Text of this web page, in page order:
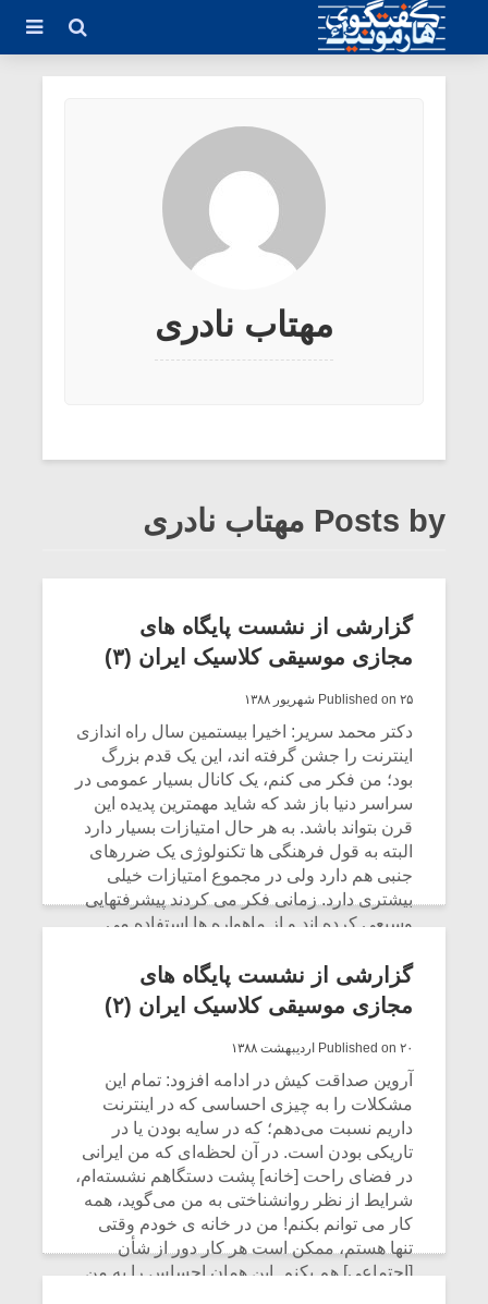
مهتاب نادری
Posts by مهتاب نادری
گزارشی از نشست پایگاه های
مجازی موسیقی کلاسیک ایران (۳)
Published on ۲۵ شهریور ۱۳۸۸
دکتر محمد سریر: اخیرا بیستمین سال راه اندازی
اینترنت را جشن گرفته اند، این یک قدم بزرگ
بود؛ من فکر می کنم، یک کانال بسیار عمومی در
سراسر دنیا باز شد که شاید مهمترین پدیده این
قرن بتواند باشد. به هر حال امتیازات بسیار دارد
البته به قول فرهنگی ها تکنولوژی یک ضررهای
جنبی هم دارد ولی در مجموع امتیازات خیلی
بیشتری دارد. زمانی فکر می کردند پیشرفتهایی
وسیعی کرده اند و از ماهواره ها استفاده می
تواند همه را در هر جا در هر لحظه به هم متصل
کند و من فکر می کنم در حوزه موسیقی می
تواند خدمات زیادی داشته باشد.
گزارشی از نشست پایگاه های
مجازی موسیقی کلاسیک ایران (۲)
Published on ۲۰ اردیبهشت ۱۳۸۸
آروین صداقت‌ کیش در ادامه افزود: تمام این
مشکلات را به چیزی احساسی که در اینترنت
داریم نسبت می‌دهم؛ که در سایه بودن یا در
تاریکی بودن است. در آن لحظه‌ای که من ایرانی
در فضای راحت [خانه] پشت دستگاهم نشسته‌ام،
شرایط از نظر روانشناختی به من می‌گوید، همه
کار می توانم بکنم! من در خانه ی خودم وقتی
تنها هستم، ممکن است هر کار دور از شأن
[اجتماعی] هم بکنم. این همان احساس را به من